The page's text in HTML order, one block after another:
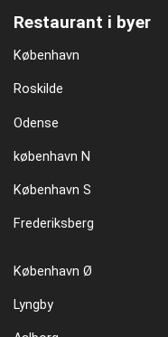
Restaurant i byer
København
Roskilde
Odense
københavn N
København S
Frederiksberg
København Ø
Lyngby